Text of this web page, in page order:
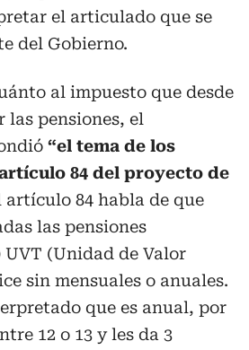
el articulado que se
del Gobierno.
al impuesto que desde
las pensiones, el
“el tema de los
84 del proyecto de
artículo 84 habla de que
las pensiones
UVT (Unidad de Valor
sin mensuales o anuales.
que es anual, por
12 o 13 y les da 3